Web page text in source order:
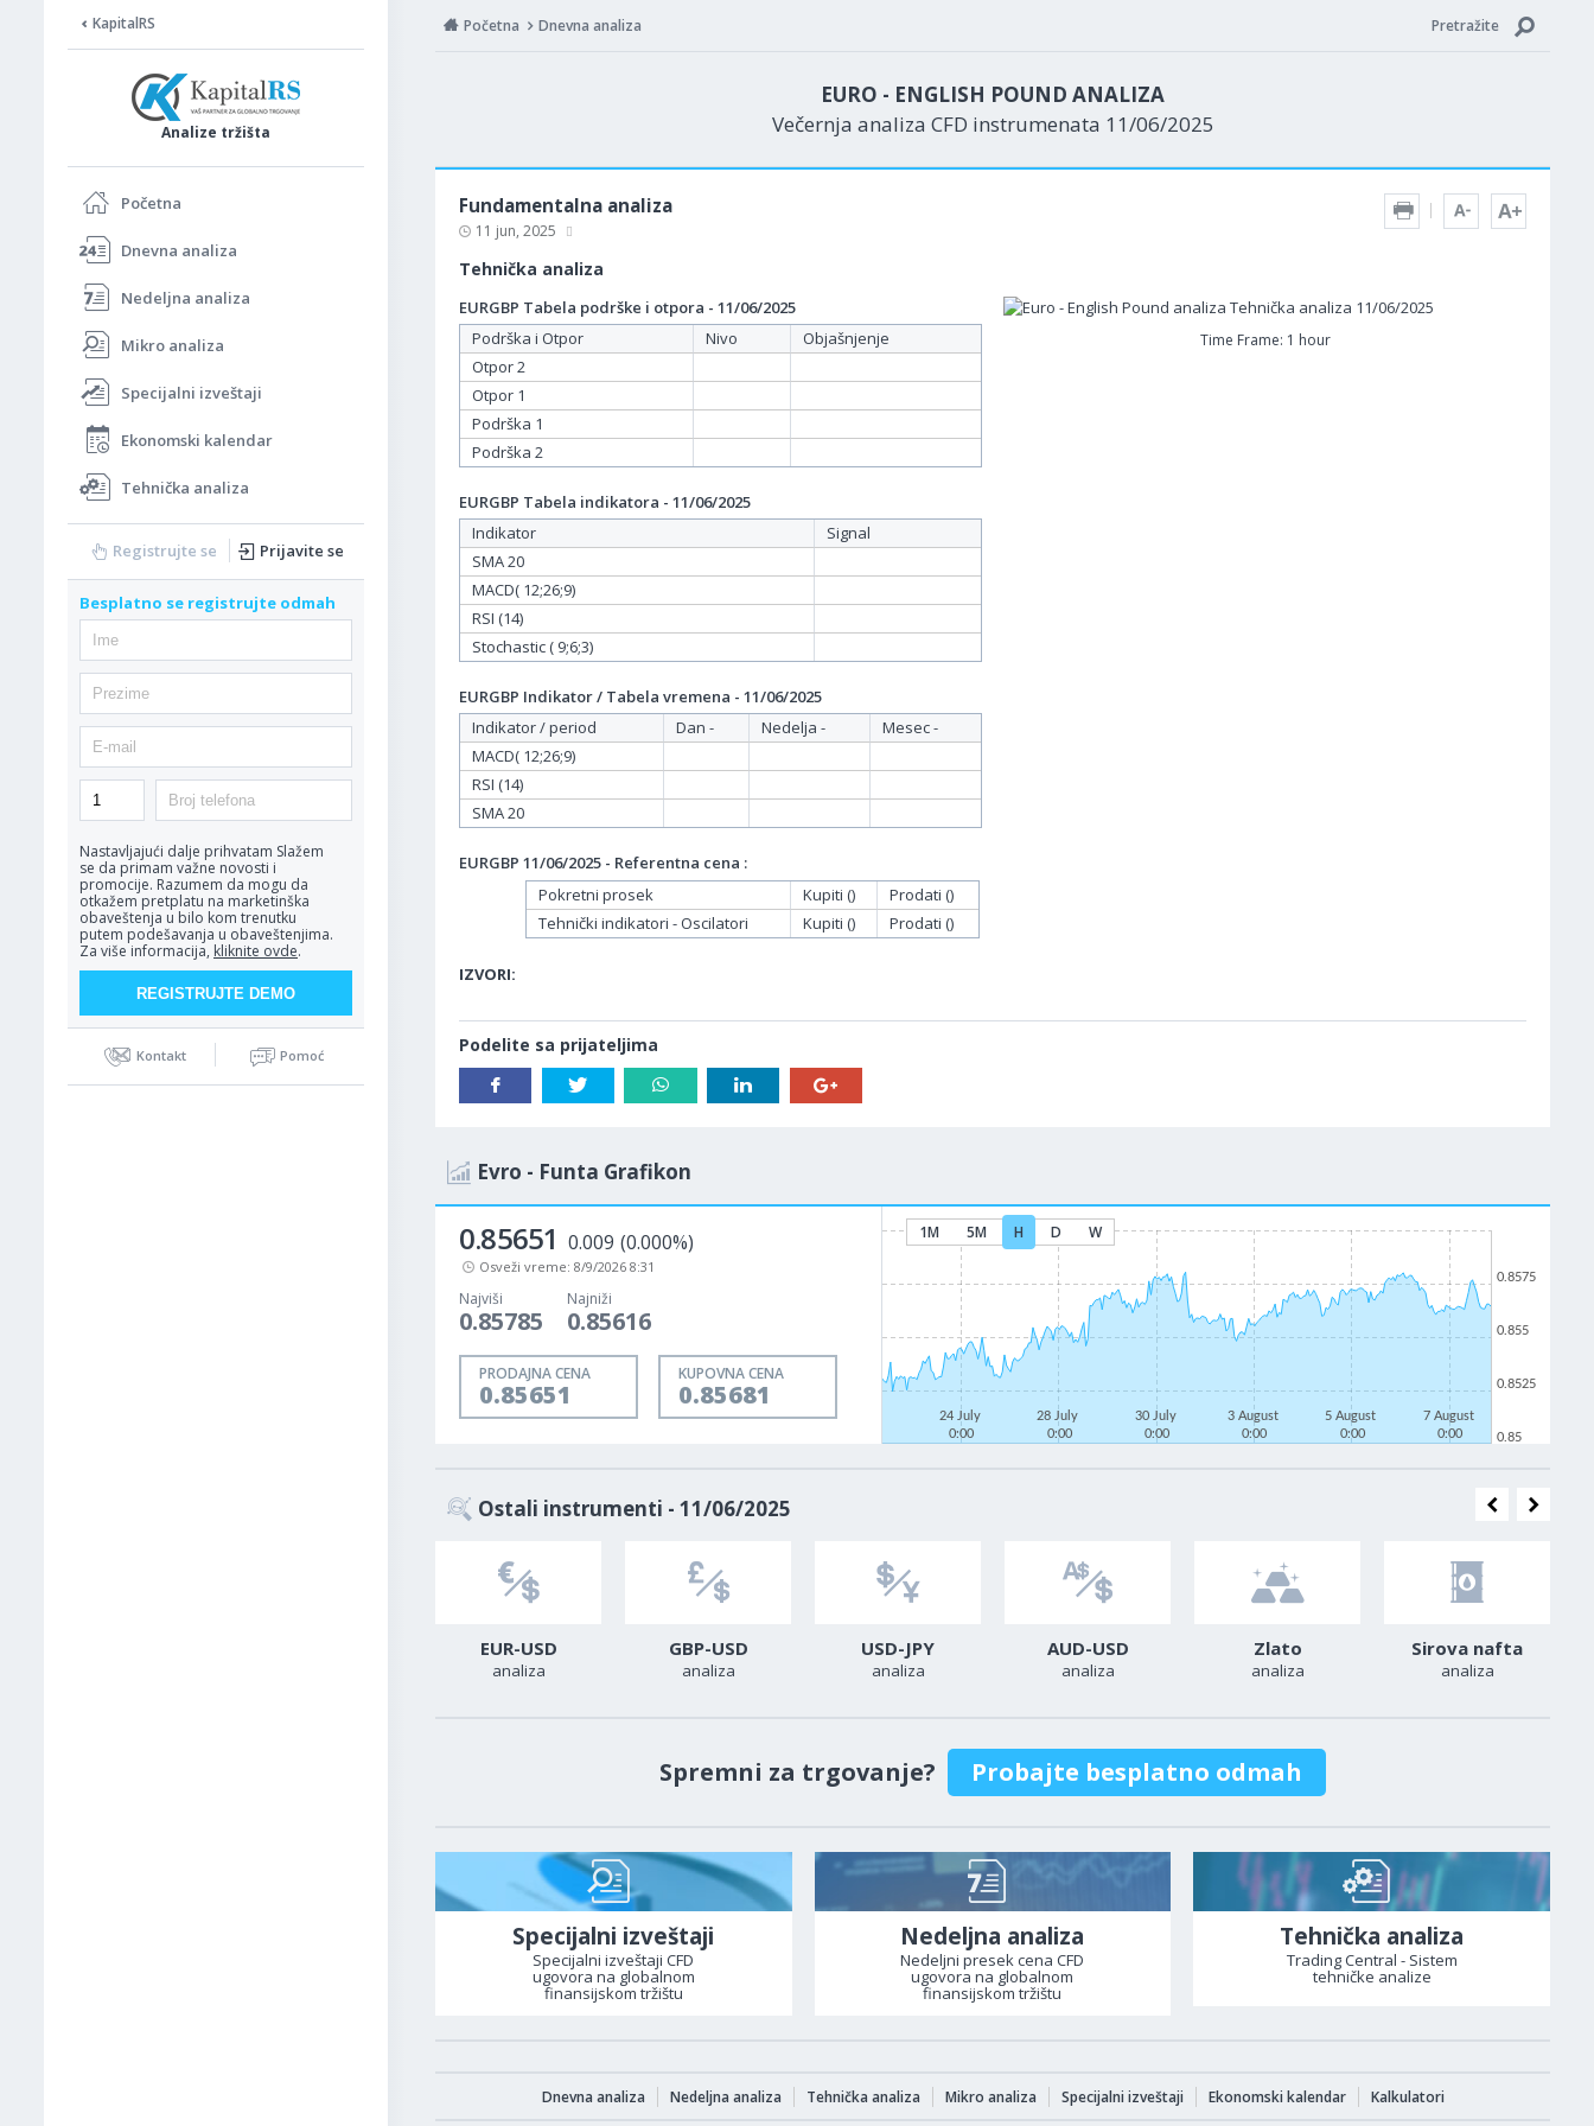
KapitalRS
Analize tržišta
Početna
Dnevna analiza
Nedeljna analiza
Mikro analiza
Specijalni izveštaji
Ekonomski kalendar
Tehnička analiza
Registrujte se Prijavite se
Besplatno se registrujte odmah
Nastavljajući dalje prihvatam Slažem
se da primam važne novosti i
promocije. Razumem da mogu da
otkažem pretplatu na marketinška
obaveštenja u bilo kom trenutku
putem podešavanja u obaveštenjima.
Za više informacija, kliknite ovde.
Kontakt Pomoć
Početna Dnevna analiza Pretražite
EURO - ENGLISH POUND ANALIZA
Večernja analiza CFD instrumenata 11/06/2025
Fundamentalna analiza
11 jun, 2025
Tehnička analiza
Time Frame: 1 hour
EURGBP Tabela podrške i otpora - 11/06/2025
Podrška i Otpor
Nivo
Objašnjenje
Otpor 2
Otpor 1
Podrška 1
Podrška 2
EURGBP Tabela indikatora - 11/06/2025
Indikator
Signal
SMA 20
MACD( 12;26;9)
RSI (14)
Stochastic ( 9;6;3)
EURGBP Indikator / Tabela vremena - 11/06/2025
Indikator / period
Dan - Nedelja -
Mesec -
MACD( 12;26;9)
RSI (14)
SMA 20
EURGBP 11/06/2025 - Referentna cena :
Pokretni prosek
Kupiti ()
Prodati ()
Tehnički indikatori - Oscilatori
Kupiti () Prodati ()
IZVORI:
Podelite sa prijateljima
Evro - Funta Grafikon
0.85651 0.009 (0.000%)
Osveži vreme: 8/9/2026 8:31
Najviši
0.85785
Najniži
0.85616
PRODAJNA CENA
0.85651
KUPOVNA CENA
0.85681
1M 5M H D W
24 July
0:00
28 July
0:00
30 July
0:00
3 August
0:00
5 August
0:00
7 August
0:00
0.85
0.8525
0.855
0.8575
Ostali instrumenti - 11/06/2025
EUR-USD
analiza
GBP-USD
analiza
USD-JPY
analiza
AUD-USD
analiza
Zlato
analiza
Sirova nafta
analiza
Spremni za trgovanje? Probajte besplatno odmah
Specijalni izveštaji
Specijalni izveštaji CFD
ugovora na globalnom
finansijskom tržištu
Nedeljna analiza
Nedeljni presek cena CFD
ugovora na globalnom
finansijskom tržištu
Tehnička analiza
Trading Central - Sistem
tehničke analize
Dnevna analiza Nedeljna analiza Tehnička analiza Mikro analiza Specijalni izveštaji Ekonomski kalendar Kalkulatori